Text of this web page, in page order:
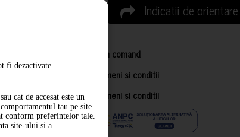
Indicatii de orientare
Cum comand
Termeni si conditii
Termeni si conditii
fi dezactivate
cat de accesat este un
tau pe site
conform preferintelor tale.
site-ului si a